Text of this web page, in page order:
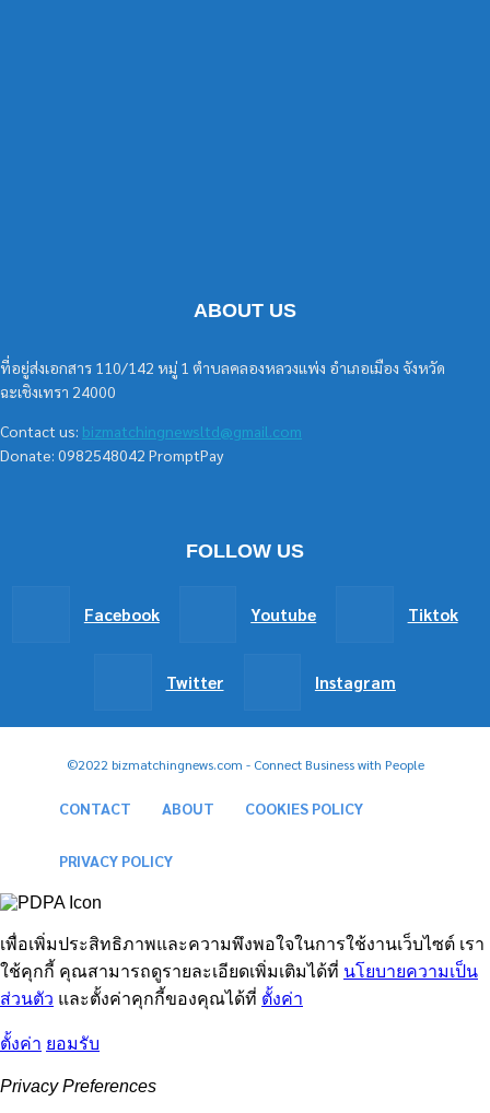
ABOUT US
ที่อยู่ส่งเอกสาร 110/142 หมู่ 1 ตำบลคลองหลวงแพ่ง อำเภอเมือง จังหวัด
ฉะเชิงเทรา 24000
Contact us: bizmatchingnewsltd@gmail.com
Donate: 0982548042 PromptPay
FOLLOW US
Facebook Youtube Tiktok
Twitter Instagram
©2022 bizmatchingnews.com - Connect Business with People
CONTACT ABOUT COOKIES POLICY
PRIVACY POLICY
เพื่อเพิ่มประสิทธิภาพและความพึงพอใจในการใช้งานเว็บไซต์ เรา
ใช้คุกกี้ คุณสามารถดูรายละเอียดเพิ่มเติมได้ที่ นโยบายความเป็น
ส่วนตัว และตั้งค่าคุกกี้ของคุณได้ที่ ตั้งค่า
ตั้งค่า ยอมรับ
Privacy Preferences